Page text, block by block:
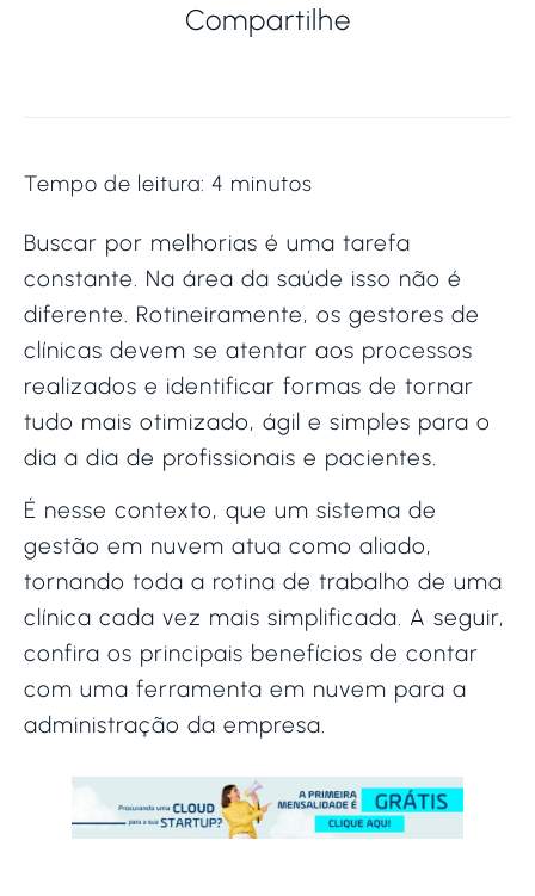
Compartilhe
Tempo de leitura: 4 minutos
Buscar por melhorias é uma tarefa
constante. Na área da saúde isso não é
diferente. Rotineiramente, os gestores de
clínicas devem se atentar aos processos
realizados e identificar formas de tornar
tudo mais otimizado, ágil e simples para o
dia a dia de profissionais e pacientes.
É nesse contexto, que um sistema de
gestão em nuvem atua como aliado,
tornando toda a rotina de trabalho de uma
clínica cada vez mais simplificada. A seguir,
confira os principais benefícios de contar
com uma ferramenta em nuvem para a
administração da empresa.